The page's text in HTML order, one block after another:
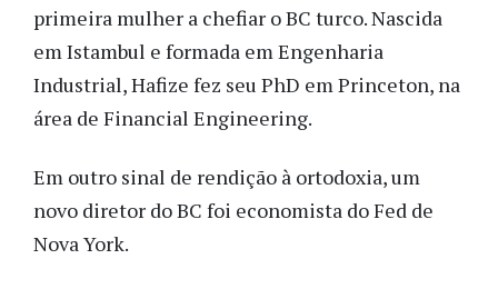
primeira mulher a chefiar o BC turco. Nascida
em Istambul e formada em Engenharia
Industrial, Hafize fez seu PhD em Princeton, na
área de Financial Engineering.
Em outro sinal de rendição à ortodoxia, um
novo diretor do BC foi economista do Fed de
Nova York.